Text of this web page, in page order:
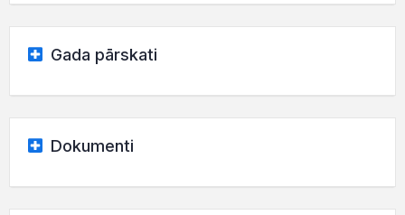
Gada pārskati
Dokumenti